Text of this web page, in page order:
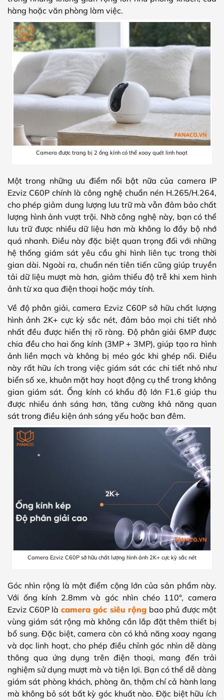
hàng hoặc văn phòng làm việc.
Camera được trang bị 2 ống kính có thể xoay quét linh hoạt
Một trong những ưu điểm nổi bật nữa của camera IP
Ezviz C60P chính là công nghệ chuẩn nén H.265/H.264,
cho phép giảm dung lượng lưu trữ mà vẫn đảm bảo chất
lượng hình ảnh vượt trội. Nhờ công nghệ này, bạn có thể
lưu trữ được nhiều dữ liệu hơn mà không lo đầy bộ nhớ
quá nhanh. Điều này đặc biệt quan trọng đối với những
hệ thống giám sát yêu cầu ghi hình liên tục trong thời
gian dài. Ngoài ra, chuẩn nén tiên tiến cũng giúp truyền
tải dữ liệu mượt mà hơn, giảm thiểu độ trễ khi xem hình
ảnh từ xa qua điện thoại hoặc máy tính.
Về độ phân giải, camera Ezviz C60P sở hữu chất lượng
hình ảnh 2K+ cực kỳ sắc nét, đảm bảo mọi chi tiết nhỏ
nhất đều được hiển thị rõ ràng. Độ phân giải 6MP được
chia đều cho hai ống kính (3MP + 3MP), giúp tạo ra hình
ảnh liền mạch và không bị méo góc khi ghép nối. Điều
này rất hữu ích trong việc giám sát các chi tiết nhỏ như
biển số xe, khuôn mặt hay hoạt động cụ thể trong không
gian giám sát. Ống kính có khẩu độ lớn F1.6 giúp thu
được nhiều ánh sáng hơn, tăng cường khả năng quan
sát trong điều kiện ánh sáng yếu hoặc ban đêm.
Camera Ezviz C60P sở hữu chất lượng hình ảnh 2K+ cực kỳ sắc nét
Góc nhìn rộng là một điểm cộng lớn của sản phẩm này.
Với ống kính 2.8mm và góc nhìn chéo 110°, camera
Ezviz C60P là camera góc siêu rộng bao phủ được một
vùng giám sát rộng mà không cần lắp đặt thêm thiết bị
bổ sung. Đặc biệt, camera còn có khả năng xoay ngang
và dọc linh hoạt, cho phép điều chỉnh góc nhìn dễ dàng
thông qua ứng dụng trên điện thoại, mang đến trải
nghiệm sử dụng mượt mà và tiện lợi. Bạn có thể dễ dàng
giám sát phòng khách, phòng ăn, thậm chí cả hành lang
mà không bỏ sót bất kỳ góc khuất nào. Đặc biệt hữu ích